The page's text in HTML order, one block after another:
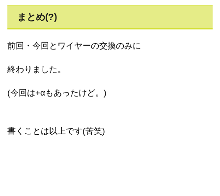
まとめ(?)
前回・今回とワイヤーの交換のみに
終わりました。
(今回は+αもあったけど。)
書くことは以上です(苦笑)